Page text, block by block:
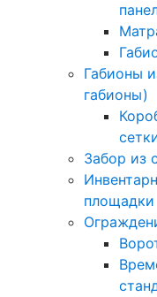
Габионы
габионы)
Забор из
площадки